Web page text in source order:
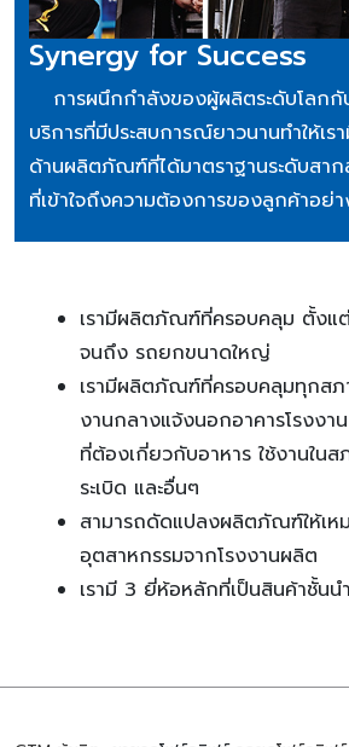
Synergy for Success
การผนึกกำลังของผู้ผลิตระดับโลก
บริการที่มีประสบการณ์ยาวนานทำให้เ
ด้านผลิตภัณฑ์ที่ได้มาตราฐานระดับสาก
ที่เข้าใจถึงความต้องการของลูกค้าอย่
เรามีผลิตภัณฑ์ที่ครอบคลุม ตั้งแ
จนถึง รถยกขนาดใหญ่
เรามีผลิตภัณฑ์ที่ครอบคลุมทุกสภ
งานกลางแจ้งนอกอาคารโรงงาน
ที่ต้องเกี่ยวกับอาหาร ใช้งานใน
ระเบิด และอื่นๆ
สามารถดัดแปลงผลิตภัณฑ์ให้เห
อุตสาหกรรมจากโรงงานผลิต
เรามี 3 ยี่ห้อหลักที่เป็นสินค้าชั้นน